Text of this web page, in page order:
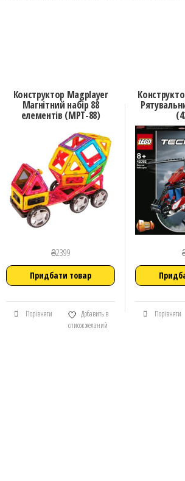
Конструктор Magplayer
Магнітний набір 88
елементів (MPT-88)
₴2399
Придбати товар
Порівняти
Добавить в
список желаний
Порівняти